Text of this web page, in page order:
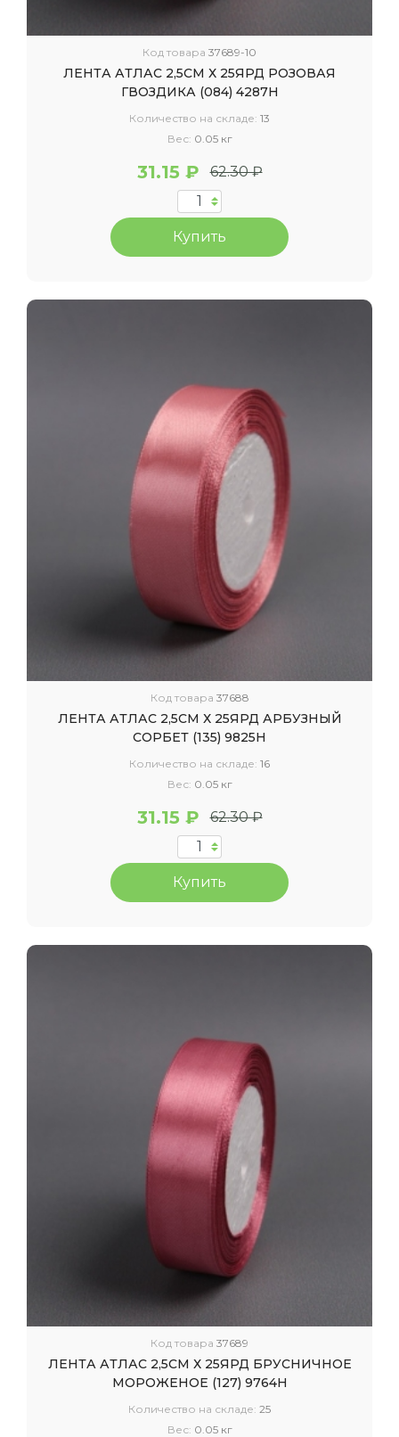
Код товара 37689-10
ЛЕНТА АТЛАС 2,5СМ Х 25ЯРД РОЗОВАЯ
ГВОЗДИКА (084) 4287Н
Количество на складе: 13
Вес: 0.05 кг
31.15 ₽ 62.30 ₽
Купить
Код товара 37688
ЛЕНТА АТЛАС 2,5СМ Х 25ЯРД АРБУЗНЫЙ
СОРБЕТ (135) 9825Н
Количество на складе: 16
Вес: 0.05 кг
31.15 ₽ 62.30 ₽
Купить
Код товара 37689
ЛЕНТА АТЛАС 2,5СМ Х 25ЯРД БРУСНИЧНОЕ
МОРОЖЕНОЕ (127) 9764Н
Количество на складе: 25
Вес: 0.05 кг